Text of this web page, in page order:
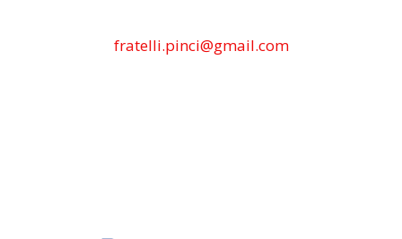
fratelli.pinci@gmail.com